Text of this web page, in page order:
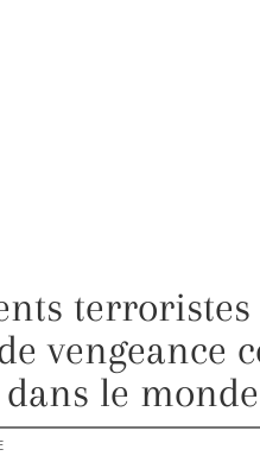
vengeance
le